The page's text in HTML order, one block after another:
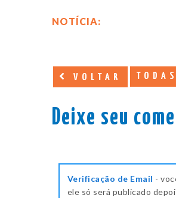
NOTÍCIA:
VOLTAR
Deixe seu
Verificação de Email -
ele só será publicado